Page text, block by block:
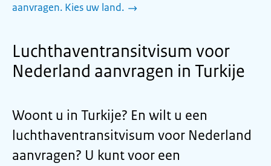
aanvragen. Kies uw land.
Luchthaventransitvisum voor
Nederland aanvragen in Turkije
Woont u in Turkije? En wilt u een
luchthaventransitvisum voor Nederland
aanvragen? U kunt voor een